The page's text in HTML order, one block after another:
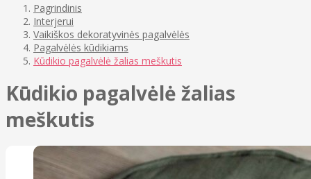
Pagrindinis
Interjerui
Vaikiškos dekoratyvinės pagalvėlės
Pagalvėlės kūdikiams
Kūdikio pagalvėlė žalias meškutis
Kūdikio pagalvėlė žalias
meškutis